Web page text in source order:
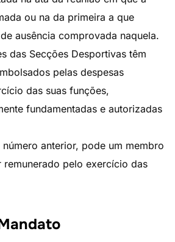
ou na da primeira a que
ausência comprovada naquela.
das Secções Desportivas têm
pelas despesas
das suas funções,
fundamentadas e autorizadas
anterior, pode um membro
remunerado pelo exercício das